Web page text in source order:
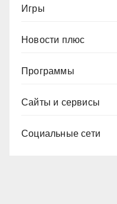
Игры
Новости плюс
Программы
Сайты и сервисы
Социальные сети